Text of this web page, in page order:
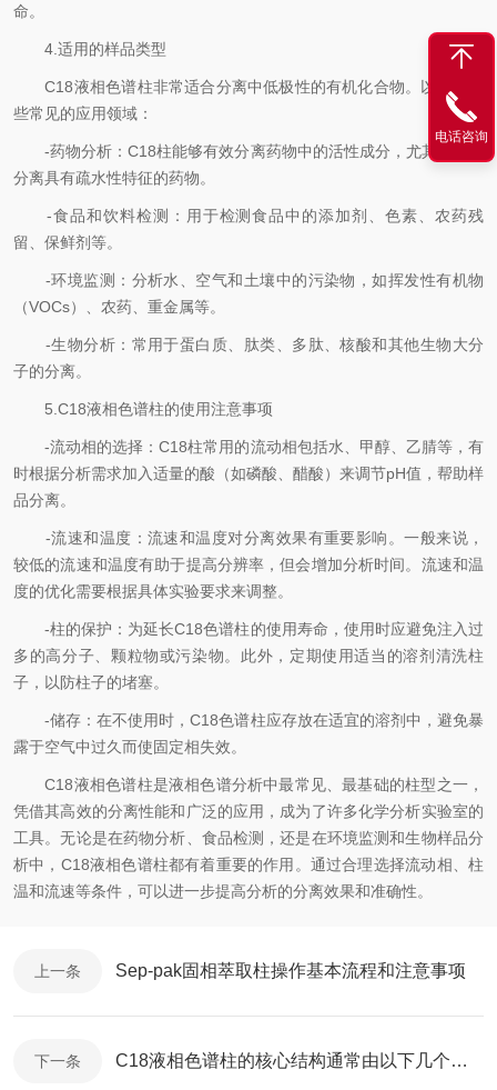
命。
4.适用的样品类型
C18液相色谱柱非常适合分离中低极性的有机化合物。以下是一
些常见的应用领域：
-药物分析：C18柱能够有效分离药物中的活性成分，尤其适用于
分离具有疏水性特征的药物。
-食品和饮料检测：用于检测食品中的添加剂、色素、农药残
留、保鲜剂等。
-环境监测：分析水、空气和土壤中的污染物，如挥发性有机物
（VOCs）、农药、重金属等。
-生物分析：常用于蛋白质、肽类、多肽、核酸和其他生物大分
子的分离。
5.C18液相色谱柱的使用注意事项
-流动相的选择：C18柱常用的流动相包括水、甲醇、乙腈等，有
时根据分析需求加入适量的酸（如磷酸、醋酸）来调节pH值，帮助样
品分离。
-流速和温度：流速和温度对分离效果有重要影响。一般来说，
较低的流速和温度有助于提高分辨率，但会增加分析时间。流速和温
度的优化需要根据具体实验要求来调整。
-柱的保护：为延长C18色谱柱的使用寿命，使用时应避免注入过
多的高分子、颗粒物或污染物。此外，定期使用适当的溶剂清洗柱
子，以防柱子的堵塞。
-储存：在不使用时，C18色谱柱应存放在适宜的溶剂中，避免暴
露于空气中过久而使固定相失效。
C18液相色谱柱是液相色谱分析中最常见、最基础的柱型之一，
凭借其高效的分离性能和广泛的应用，成为了许多化学分析实验室的
工具。无论是在药物分析、食品检测，还是在环境监测和生物样品分
析中，C18液相色谱柱都有着重要的作用。通过合理选择流动相、柱
温和流速等条件，可以进一步提高分析的分离效果和准确性。
上一条 Sep-pak固相萃取柱操作基本流程​​和注意事项
下一条 C18液相色谱柱的核心结构通常由以下几个部分组成
电话咨询